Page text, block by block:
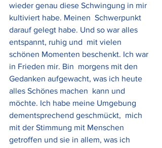
wieder genau diese Schwingung in mir
kultiviert habe. Meinen  Schwerpunkt
darauf gelegt habe. Und so war alles
entspannt, ruhig und  mit vielen
schönen Momenten beschenkt. Ich war
in Frieden mir. Bin  morgens mit den
Gedanken aufgewacht, was ich heute
alles Schönes machen  kann und
möchte. Ich habe meine Umgebung
dementsprechend geschmückt,  mich
mit der Stimmung mit Menschen
getroffen und sie in allem, was ich